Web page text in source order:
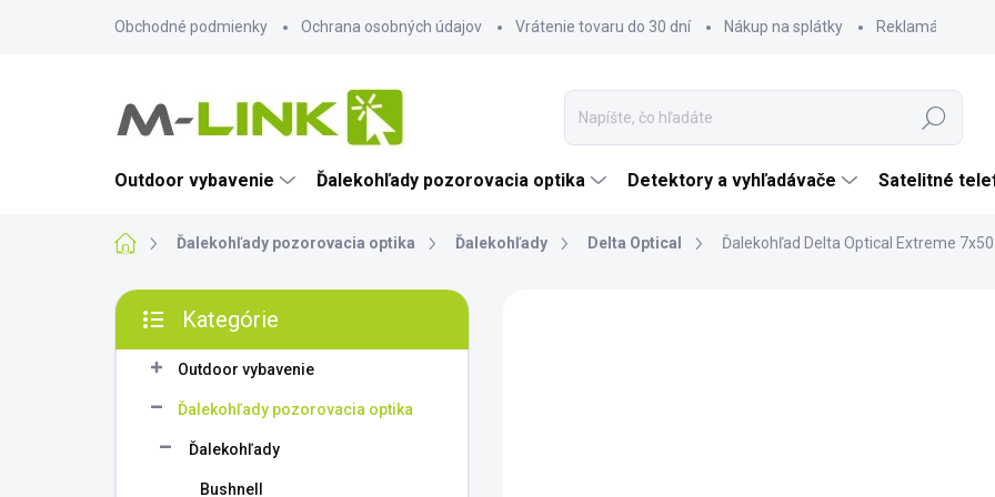
Obchodné podmienky Ochrana osobných údajov Vrátenie tovaru do 30 dní Nákup na splátky Reklamácia
Hľadať
Outdoor vybavenie Ďalekohľady pozorovacia optika Detektory a vyhľadávače Satelitné
DomovĎalekohľady pozorovacia optika Ďalekohľady Delta Optical Ďalekohľad Delta Optical Extreme 7x50
B
č
kategórie
Kategórie
Outdoor vybavenie
Ďalekohľady pozorovacia optika
Ďalekohľady
Bushnell